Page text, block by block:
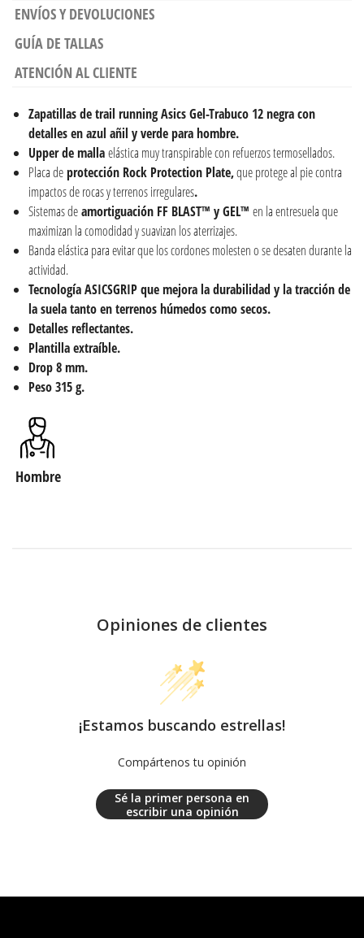
ENVÍOS Y DEVOLUCIONES
GUÍA DE TALLAS
ATENCIÓN AL CLIENTE
Zapatillas de trail running Asics Gel-Trabuco 12 negra con
detalles en azul añil y verde para hombre.
Upper de mallaelástica muy transpirable con refuerzos termosellados.
Placa deprotección Rock Protection Plate,que protege al pie contra
impactos de rocas y terrenos irregulares.
Sistemas deamortiguación FF BLAST™ y GEL™ en la entresuela que
maximizan la comodidad y suavizan los aterrizajes.
Banda elástica para evitar que los cordones molesten o se desaten durante la
actividad.
Tecnología ASICSGRIP que mejora la durabilidad y la tracción de
la suela tanto en terrenos húmedos como secos.
Detalles reflectantes.
Plantilla extraíble.
Drop 8 mm.
Peso 315 g.
Hombre
Opiniones de clientes
¡Estamos buscando estrellas!
Compártenos tu opinión
Sé la primer persona en
escribir una opinión